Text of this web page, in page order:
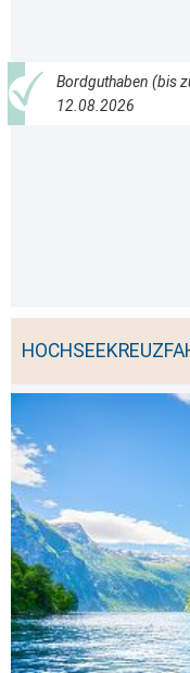
Bordguthaben (bis
12.08.2026